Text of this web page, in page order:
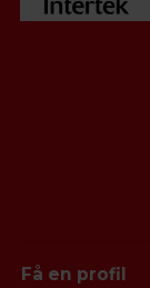
Få en profil